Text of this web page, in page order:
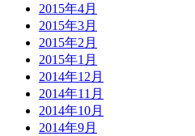
2015年4月
2015年3月
2015年2月
2015年1月
2014年12月
2014年11月
2014年10月
2014年9月